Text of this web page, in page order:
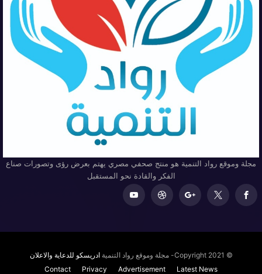
مجلة وموقع رواد التنمية هو منتج صحفي مصري يهتم بعرض رؤى وتصورات صناع
الفكر والقادة نحو المستقبل
© Copyright 2021- مجلة وموقع رواد التنمية
ادريسكو للدعاية والاعلان
Latest News
Advertisement
Privacy
Contact